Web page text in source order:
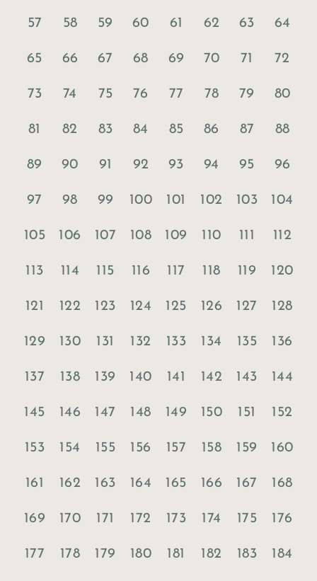
57 58 59 60 61 62 63 64
65 66 67 68 69 70 71 72
73 74 75 76 77 78 79 80
81 82 83 84 85 86 87 88
89 90 91 92 93 94 95 96
97 98 99 100 101 102 103 104
105 106 107 108 109 110 111 112
113 114 115 116 117 118 119 120
121 122 123 124 125 126 127 128
129 130 131 132 133 134 135 136
137 138 139 140 141 142 143 144
145 146 147 148 149 150 151 152
153 154 155 156 157 158 159 160
161 162 163 164 165 166 167 168
169 170 171 172 173 174 175 176
177 178 179 180 181 182 183 184